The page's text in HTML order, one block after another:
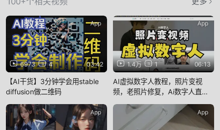
6973 4 03:42
App
【AI干货】3分钟学会用stable
diffusion做二维码
1.4万 1 06:13
App
AI虚拟数字人教程，照片变视
频，老照片修复，Ai数字人直
绘画变视频
App App